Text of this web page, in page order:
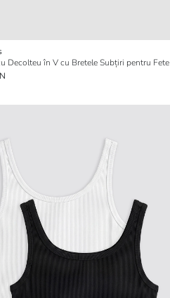
Decolteu în V cu Bretele Subțiri pentru Fete